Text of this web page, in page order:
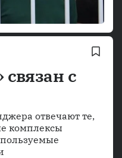
связан с
отвечают те,
комплексы